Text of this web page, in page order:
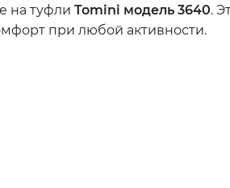
на туфли Tomini модель 3640.
при любой активности.